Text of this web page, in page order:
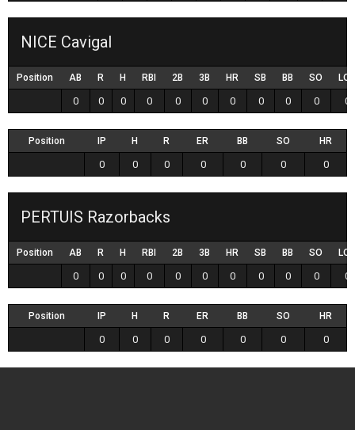
NICE Cavigal
Position AB R H RBI 2B 3B HR SB BB SO LOB
0 0 0 0 0 0 0 0 0 0 0
Position IP H R ER BB SO HR
0 0 0 0 0 0 0
PERTUIS Razorbacks
Position AB R H RBI 2B 3B HR SB BB SO LOB
0 0 0 0 0 0 0 0 0 0 0
Position IP H R ER BB SO HR
0 0 0 0 0 0 0